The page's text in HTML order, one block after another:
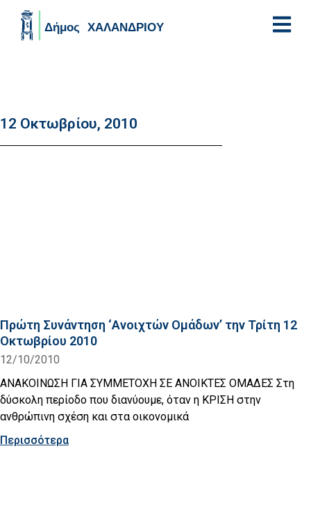
12 Οκτωβρίου, 2010
Πρώτη Συνάντηση ‘Ανοιχτών Ομάδων’ την Τρίτη 12
Οκτωβρίου 2010
12/10/2010
ΑΝΑΚΟΙΝΩΣΗ ΓΙΑ ΣΥΜΜΕΤΟΧΗ ΣΕ ΑΝΟΙΚΤΕΣ ΟΜΑΔΕΣ Στη
δύσκολη περίοδο που διανύουμε, όταν η ΚΡΙΣΗ στην
ανθρώπινη σχέση και στα οικονομικά
Περισσότερα